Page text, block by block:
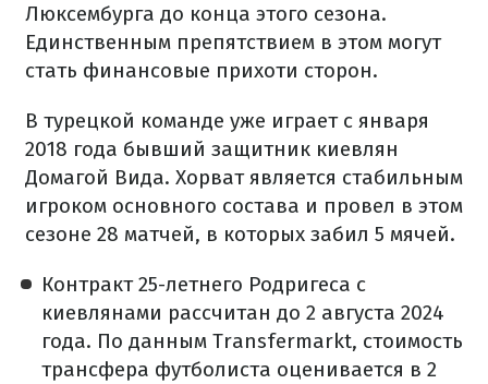
Люксембурга до конца этого сезона.
Единственным препятствием в этом могут
стать финансовые прихоти сторон.
В турецкой команде уже играет с января
2018 года бывший защитник киевлян
Домагой Вида. Хорват является стабильным
игроком основного состава и провел в этом
сезоне 28 матчей, в которых забил 5 мячей.
Контракт 25-летнего Родригеса с
киевлянами рассчитан до 2 августа 2024
года. По данным Transfermarkt, стоимость
трансфера футболиста оценивается в 2